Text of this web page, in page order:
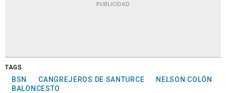
PUBLICIDAD
TAGS
BSN CANGREJEROS DE SANTURCE
NELSON COLÓN
BALONCESTO